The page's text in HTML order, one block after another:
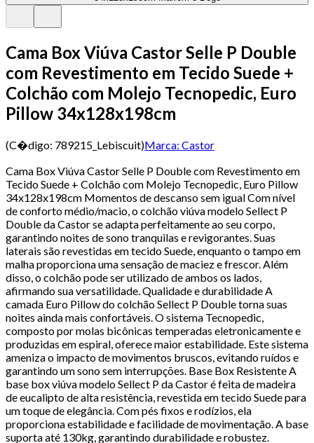
Cama Box Viúva Castor Selle P Double
com Revestimento em Tecido Suede +
Colchão com Molejo Tecnopedic, Euro
Pillow 34x128x198cm
(C�digo: 789215_Lebiscuit)Marca: Castor
Cama Box Viúva Castor Selle P Double com Revestimento em
Tecido Suede + Colchão com Molejo Tecnopedic, Euro Pillow
34x128x198cm Momentos de descanso sem igual Com nível
de conforto médio/macio, o colchão viúva modelo Sellect P
Double da Castor se adapta perfeitamente ao seu corpo,
garantindo noites de sono tranquilas e revigorantes. Suas
laterais são revestidas em tecido Suede, enquanto o tampo em
malha proporciona uma sensação de maciez e frescor. Além
disso, o colchão pode ser utilizado de ambos os lados,
afirmando sua versatilidade. Qualidade e durabilidade A
camada Euro Pillow do colchão Sellect P Double torna suas
noites ainda mais confortáveis. O sistema Tecnopedic,
composto por molas bicônicas temperadas eletronicamente e
produzidas em espiral, oferece maior estabilidade. Este sistema
ameniza o impacto de movimentos bruscos, evitando ruídos e
garantindo um sono sem interrupções. Base Box Resistente A
base box viúva modelo Sellect P da Castor é feita de madeira
de eucalipto de alta resistência, revestida em tecido Suede para
um toque de elegância. Com pés fixos e rodízios, ela
proporciona estabilidade e facilidade de movimentação. A base
suporta até 130kg, garantindo durabilidade e robustez.